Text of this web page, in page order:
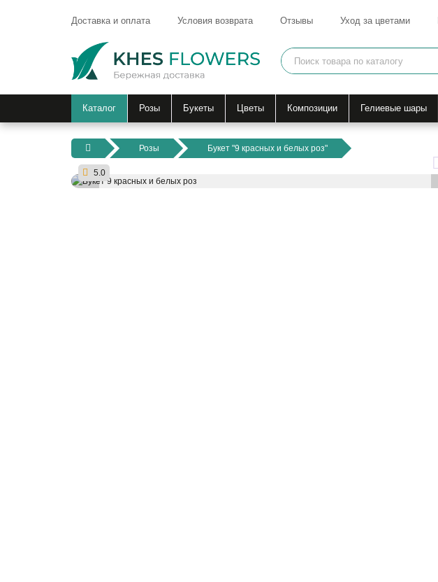
Доставка и оплата Условия возврата Отзывы Уход за цветами
Каталог Розы Букеты Цветы Композиции Гелиевые шары
Розы Букет "9 красных и белых роз"
5.0